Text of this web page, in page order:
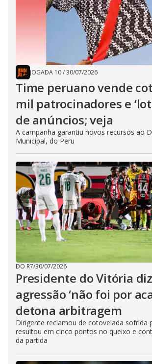
JOGADA 10/30/07/2026
Time peruano vende
mil patrocinadores e
de anúncios; veja
A campanha garantiu novos recursos ao
Municipal, do Peru
DO R7/30/07/2026
Presidente do Vitória
agressão ‘não foi por
detona arbitragem
Dirigente reclamou de cotovelada sofrida
resultou em cinco pontos no queixo e
da partida